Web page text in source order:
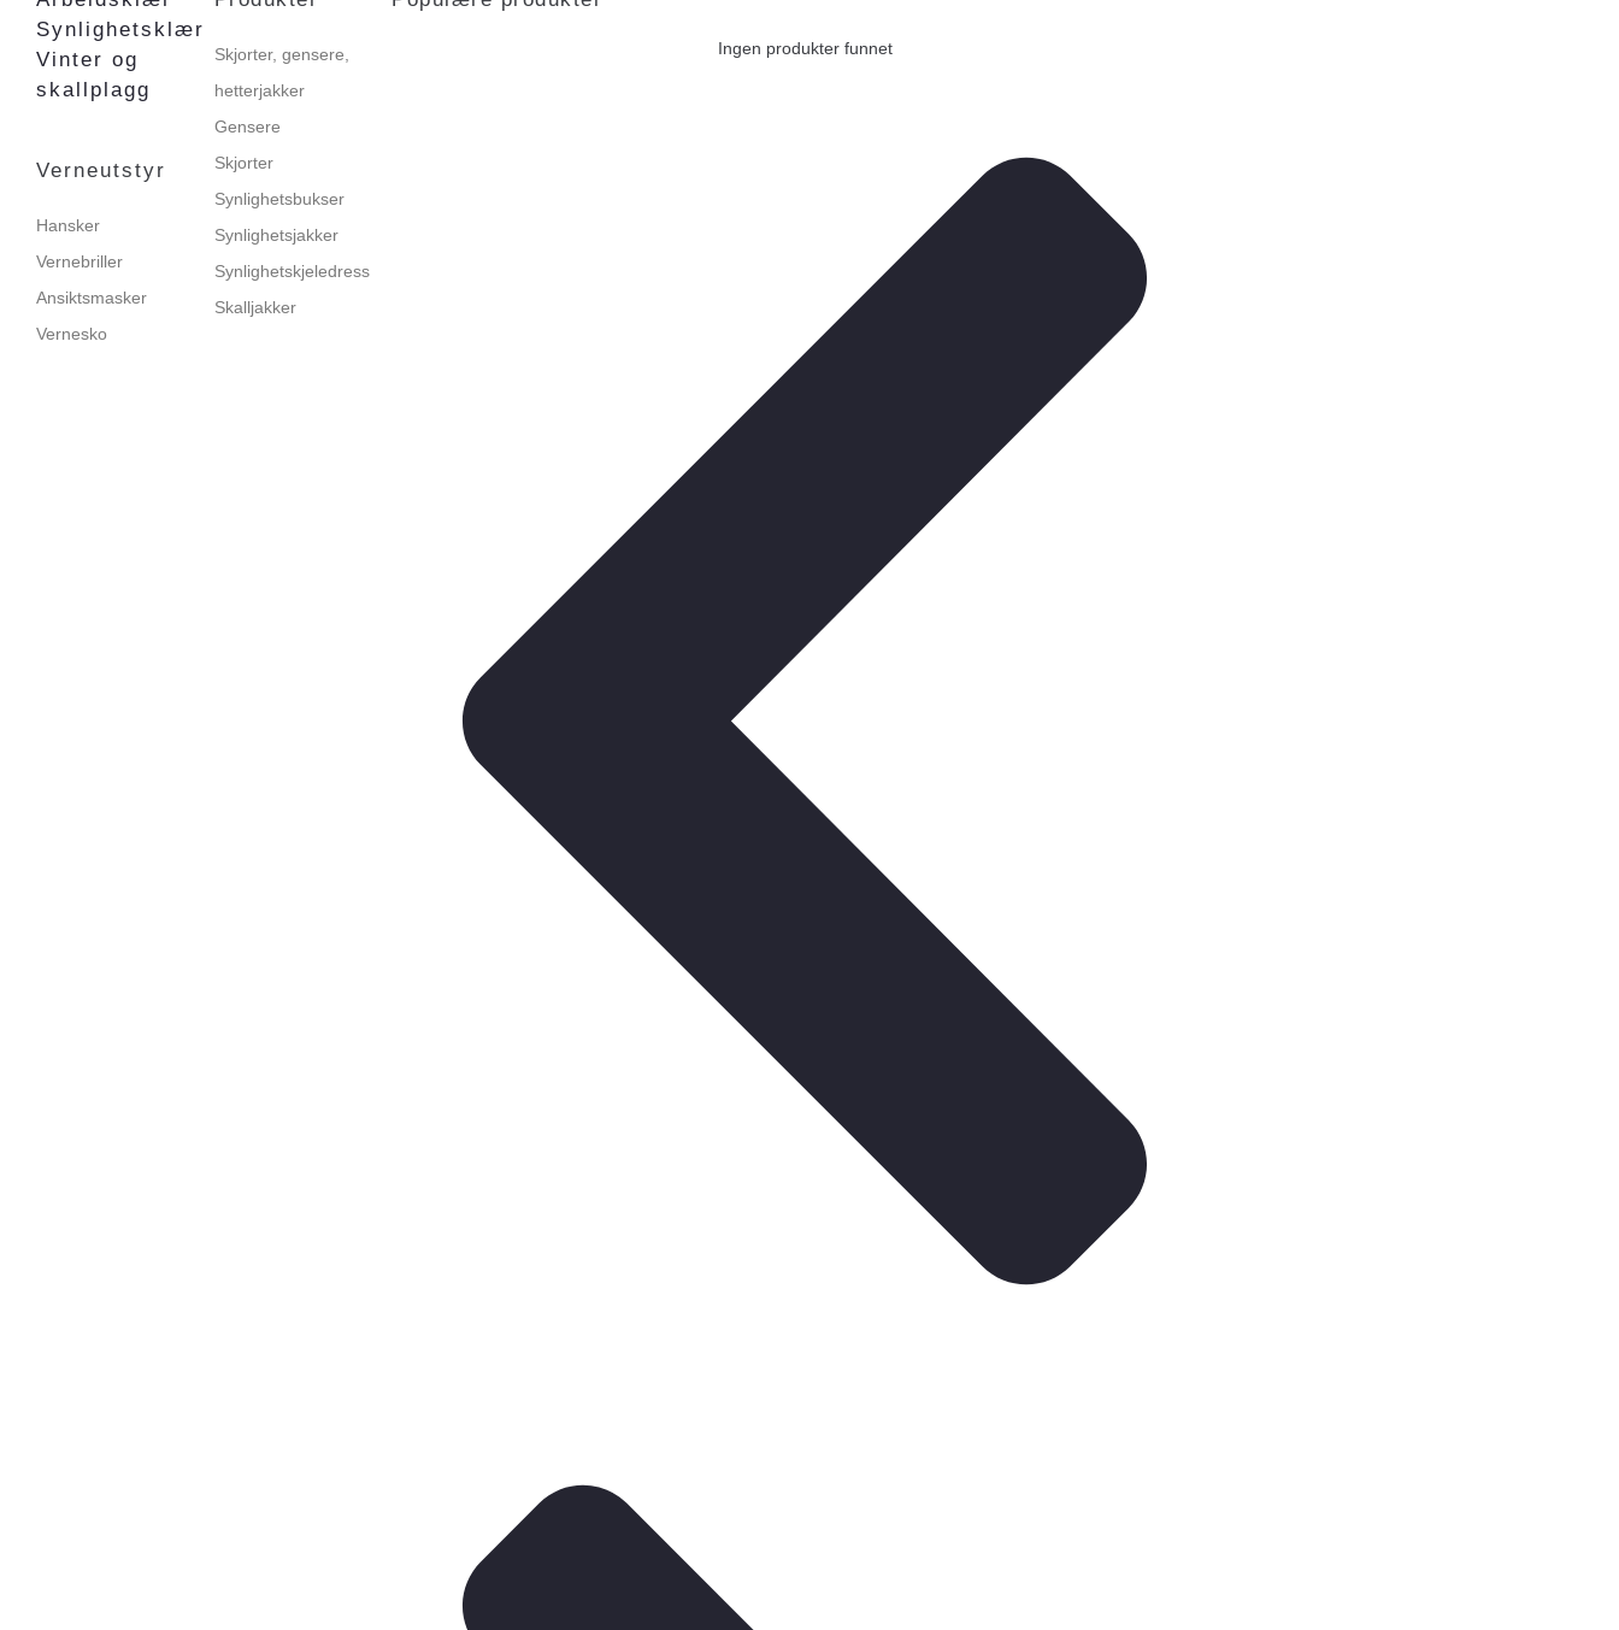
Synlighetsklær
Vinter og
skallplagg
Verneutstyr
Hansker
Vernebriller
Ansiktsmasker
Vernesko
Skjorter, gensere,
hetterjakker
Gensere
Skjorter
Synlighetsbukser
Synlighetsjakker
Synlighetskjeledress
Skalljakker
Ingen produkter funnet